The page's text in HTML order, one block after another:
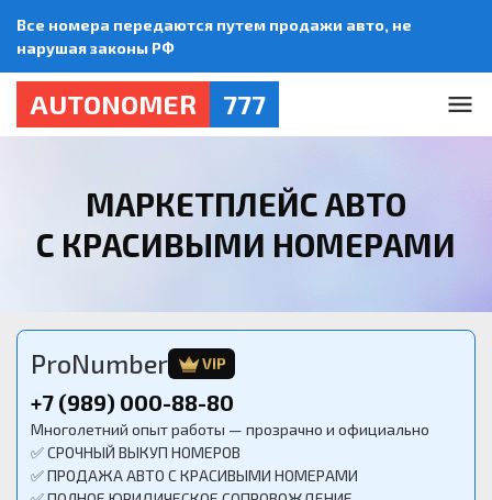
Все номера передаются путем продажи авто, не
нарушая законы РФ
AUTONOMER 777
МАРКЕТПЛЕЙС АВТО
С КРАСИВЫМИ НОМЕРАМИ
ProNumber VIP
+7 (989) 000-88-80
Многолетний опыт работы — прозрачно и официально
✅ СРОЧНЫЙ ВЫКУП НОМЕРОВ
✅ ПРОДАЖА АВТО С КРАСИВЫМИ НОМЕРАМИ